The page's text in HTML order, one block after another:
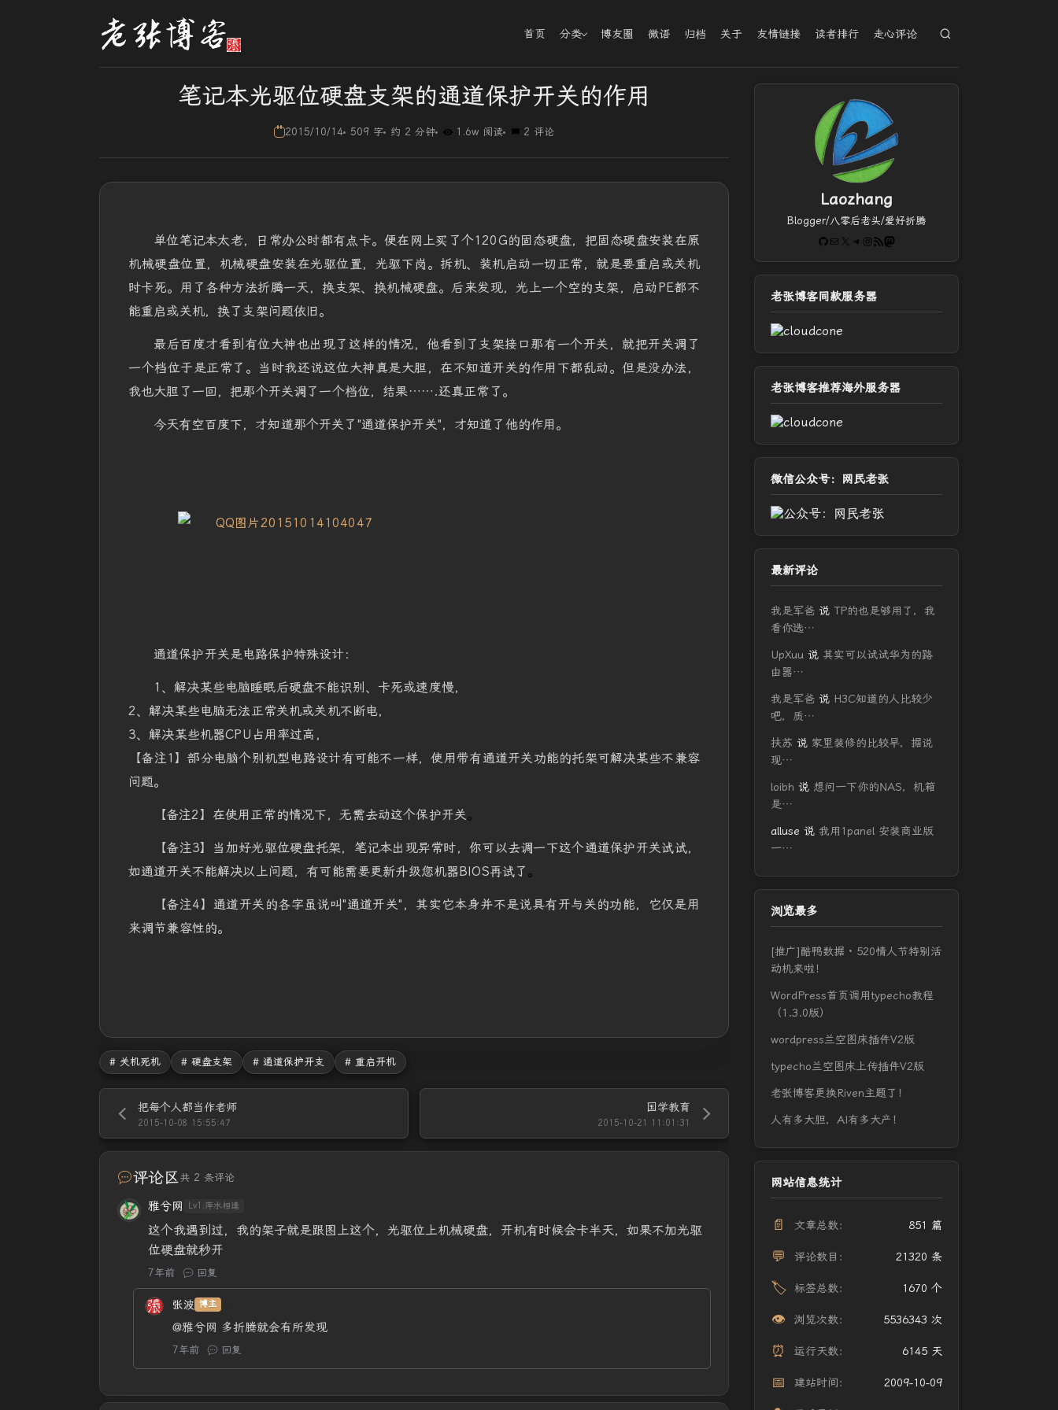
首页 分类 博友圈 微语 归档 关于 友情链接 读者排行 走心评论
笔记本光驱位硬盘支架的通道保护开关的作用
2015/10/14 509 字 约 2 分钟 1.6w 阅读 2 评论
单位笔记本太老，日常办公时都有点卡。便在网上买了个120G的固态硬盘，把固态硬盘安装在原
机械硬盘位置，机械硬盘安装在光驱位置，光驱下岗。拆机、装机启动一切正常，就是要重启或关机
时卡死。用了各种方法折腾一天，换支架、换机械硬盘。后来发现，光上一个空的支架，启动PE都不
能重启或关机，换了支架问题依旧。
最后百度才看到有位大神也出现了这样的情况，他看到了支架接口那有一个开关，就把开关调了
一个档位于是正常了。当时我还说这位大神真是大胆，在不知道开关的作用下都乱动。但是没办法，
我也大胆了一回，把那个开关调了一个档位，结果…….还真正常了。
今天有空百度下，才知道那个开关了"通道保护开关"，才知道了他的作用。
通道保护开关是电路保护特殊设计：
1、解决某些电脑睡眠后硬盘不能识别、卡死或速度慢，
2、解决某些电脑无法正常关机或关机不断电，
3、解决某些机器CPU占用率过高，
【备注1】部分电脑个别机型电路设计有可能不一样，使用带有通道开关功能的托架可解决某些不兼容
问题。
【备注2】在使用正常的情况下，无需去动这个保护开关。
【备注3】当加好光驱位硬盘托架，笔记本出现异常时，你可以去调一下这个通道保护开关试试，
如通道开关不能解决以上问题，有可能需要更新升级您机器BIOS再试了 。
【备注4】通道开关的各字虽说叫"通道开关"，其实它本身并不是说具有开与关的功能，它仅是用
来调节兼容性的。
# 关机死机 # 硬盘支架 # 通道保护开支 # 重启开机
把每个人都当作老师
2015-10-08 15:55:47
国学教育
2015-10-21 11:01:31
评论区共 2 条评论
雅兮网 Lv1.萍水相逢
这个我遇到过，我的架子就是跟图上这个，光驱位上机械硬盘，开机有时候会卡半天，如果不加光驱
位硬盘就秒开
7年前 回复
张波 博主
@雅兮网 多折腾就会有所发现
7年前 回复
Laozhang
Blogger/八零后老头/爱好折腾
GitHub
电子邮件 X Telegram
Instagram
RSS FeedMastodon
老张博客同款服务器
老张博客推荐海外服务器
微信公众号：网民老张
最新评论
我是军爸 说 TP的也是够用了，我
看你选…
UpXuu 说 其实可以试试华为的路
由器…
我是军爸 说 H3C知道的人比较少
吧，质…
扶苏 说 家里装修的比较早，据说
现…
loibh 说 想问一下你的NAS，机箱
是…
alluse 说 我用1panel 安装商业版
一…
浏览最多
[推广]酷鸭数据 · 520情人节特别活
动机来啦！
WordPress首页调用typecho教程
（1.3.0版）
wordpress兰空图床插件V2版
typecho兰空图床上传插件V2版
老张博客更换Riven主题了！
人有多大胆，AI有多大产！
网站信息统计
📄 文章总数： 851 篇
💬 评论数目： 21320 条
🏷️ 标签总数： 1670 个
👁️ 浏览次数： 5536343 次
⏰ 运行天数： 6145 天
📅 建站时间： 2009-10-09